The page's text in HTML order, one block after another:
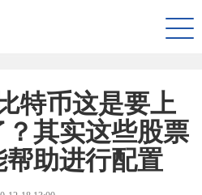
特币这是要上
其实这些股票
助进行配置